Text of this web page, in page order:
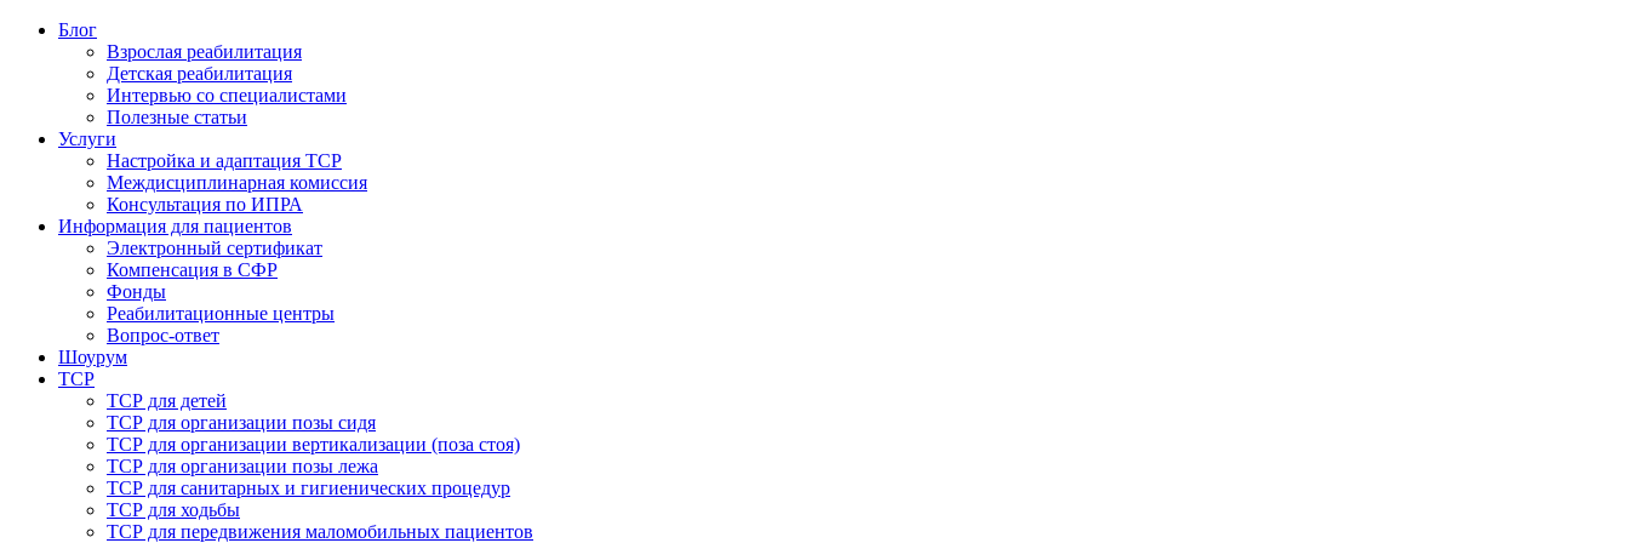
Блог
Взрослая реабилитация
Детская реабилитация
Интервью со специалистами
Полезные статьи
Услуги
Настройка и адаптация ТСР
Междисциплинарная комиссия
Консультация по ИПРА
Информация для пациентов
Электронный сертификат
Компенсация в СФР
Фонды
Реабилитационные центры
Вопрос-ответ
Шоурум
ТСР
ТСР для детей
ТСР для организации позы сидя
ТСР для организации вертикализации (поза стоя)
ТСР для организации позы лежа
ТСР для санитарных и гигиенических процедур
ТСР для ходьбы
ТСР для передвижения маломобильных пациентов